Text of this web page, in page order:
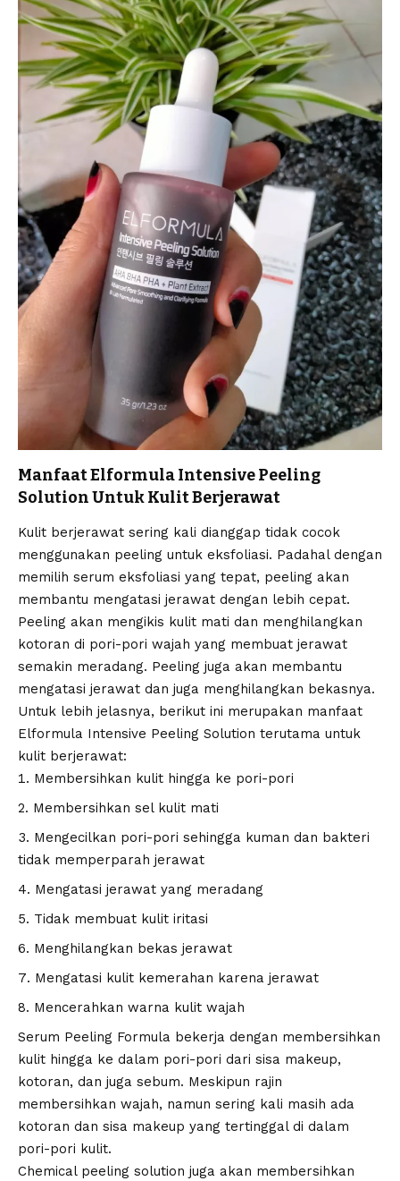
Manfaat Elformula Intensive Peeling
Solution Untuk Kulit Berjerawat
Kulit berjerawat sering kali dianggap tidak cocok
menggunakan peeling untuk eksfoliasi. Padahal dengan
memilih serum eksfoliasi yang tepat, peeling akan
membantu mengatasi jerawat dengan lebih cepat.
Peeling akan mengikis kulit mati dan menghilangkan
kotoran di pori-pori wajah yang membuat jerawat
semakin meradang. Peeling juga akan membantu
mengatasi jerawat dan juga menghilangkan bekasnya.
Untuk lebih jelasnya, berikut ini merupakan manfaat
Elformula Intensive Peeling Solution terutama untuk
kulit berjerawat:
Membersihkan kulit hingga ke pori-pori
Membersihkan sel kulit mati
Mengecilkan pori-pori sehingga kuman dan bakteri
tidak memperparah jerawat
Mengatasi jerawat yang meradang
Tidak membuat kulit iritasi
Menghilangkan bekas jerawat
Mengatasi kulit kemerahan karena jerawat
Mencerahkan warna kulit wajah
Serum Peeling Formula bekerja dengan membersihkan
kulit hingga ke dalam pori-pori dari sisa makeup,
kotoran, dan juga sebum. Meskipun rajin
membersihkan wajah, namun sering kali masih ada
kotoran dan sisa makeup yang tertinggal di dalam
pori-pori kulit.
Chemical peeling solution juga akan membersihkan